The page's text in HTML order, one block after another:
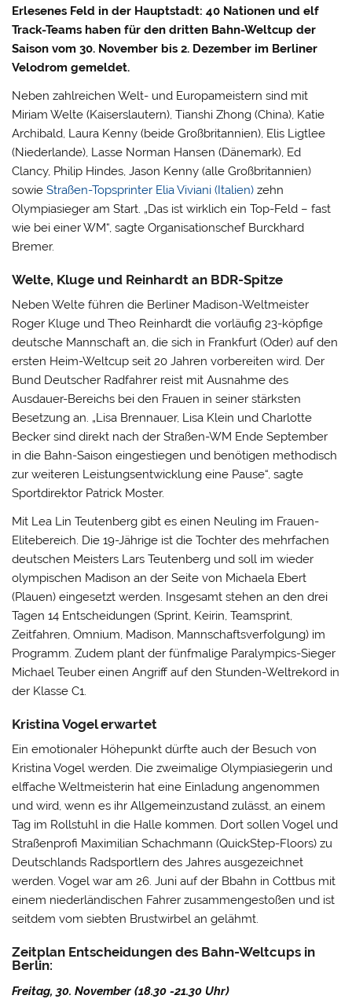
Erlesenes Feld in der Hauptstadt: 40 Nationen und elf
Track-Teams haben für den dritten Bahn-Weltcup der
Saison vom 30. November bis 2. Dezember im Berliner
Velodrom gemeldet.
Neben zahlreichen Welt- und Europameistern sind mit
Miriam Welte (Kaiserslautern), Tianshi Zhong (China), Katie
Archibald, Laura Kenny (beide Großbritannien), Elis Ligtlee
(Niederlande), Lasse Norman Hansen (Dänemark), Ed
Clancy, Philip Hindes, Jason Kenny (alle Großbritannien)
sowieStraßen-Topsprinter Elia Viviani (Italien) zehn
Olympiasieger am Start. „Das ist wirklich ein Top-Feld – fast
wie bei einer WM“, sagte Organisationschef Burckhard
Bremer.
Welte, Kluge und Reinhardt an BDR-Spitze
Neben Welte führen die Berliner Madison-Weltmeister
Roger Kluge und Theo Reinhardt die vorläufig 23-köpfige
deutsche Mannschaft an, die sich in Frankfurt (Oder) auf den
ersten Heim-Weltcup seit 20 Jahren vorbereiten wird. Der
Bund Deutscher Radfahrer reist mit Ausnahme des
Ausdauer-Bereichs bei den Frauen in seiner stärksten
Besetzung an. „Lisa Brennauer, Lisa Klein und Charlotte
Becker sind direkt nach der Straßen-WM Ende September
in die Bahn-Saison eingestiegen und benötigen methodisch
zur weiteren Leistungsentwicklung eine Pause“, sagte
Sportdirektor Patrick Moster.
Mit Lea Lin Teutenberg gibt es einen Neuling im Frauen-
Elitebereich. Die 19-Jährige ist die Tochter des mehrfachen
deutschen Meisters Lars Teutenberg und soll im wieder
olympischen Madison an der Seite von Michaela Ebert
(Plauen) eingesetzt werden. Insgesamt stehen an den drei
Tagen 14 Entscheidungen (Sprint, Keirin, Teamsprint,
Zeitfahren, Omnium, Madison, Mannschaftsverfolgung) im
Programm. Zudem plant der fünfmalige Paralympics-Sieger
Michael Teuber einen Angriff auf den Stunden-Weltrekord in
der Klasse C1.
Kristina Vogel erwartet
Ein emotionaler Höhepunkt dürfte auch der Besuch von
Kristina Vogel werden. Die zweimalige Olympiasiegerin und
elffache Weltmeisterin hat eine Einladung angenommen
und wird, wenn es ihr Allgemeinzustand zulässt, an einem
Tag im Rollstuhl in die Halle kommen. Dort sollen Vogel und
Straßenprofi Maximilian Schachmann (QuickStep-Floors) zu
Deutschlands Radsportlern des Jahres ausgezeichnet
werden. Vogel war am 26. Juni auf der Bbahn in Cottbus mit
einem niederländischen Fahrer zusammengestoßen und ist
seitdem vom siebten Brustwirbel an gelähmt.
Zeitplan Entscheidungen des Bahn-Weltcups in
Berlin:
Freitag, 30. November (18.30 -21.30 Uhr)